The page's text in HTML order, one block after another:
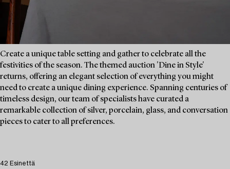
Create a unique table setting and gather to celebrate all the
festivities of the season. The themed auction 'Dine in Style'
returns, offering an elegant selection of everything you might
need to create a unique dining experience. Spanning centuries of
timeless design, our team of specialists have curated a
remarkable collection of silver, porcelain, glass, and conversation
pieces to cater to all preferences.
42 Esinettä